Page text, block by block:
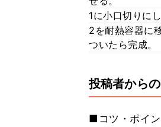
1に小口切りに
2を耐熱容器に
ついたら完成。
投稿者から
■コツ・ポイン